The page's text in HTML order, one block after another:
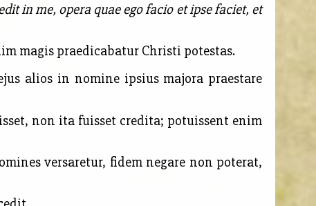
in me, opera quae ego facio et ipse faciet, et
magis praedicabatur Christi potestas.
alios in nomine ipsius majora praestare
non ita fuisset credita; potuissent enim
versaretur, fidem negare non poterat,